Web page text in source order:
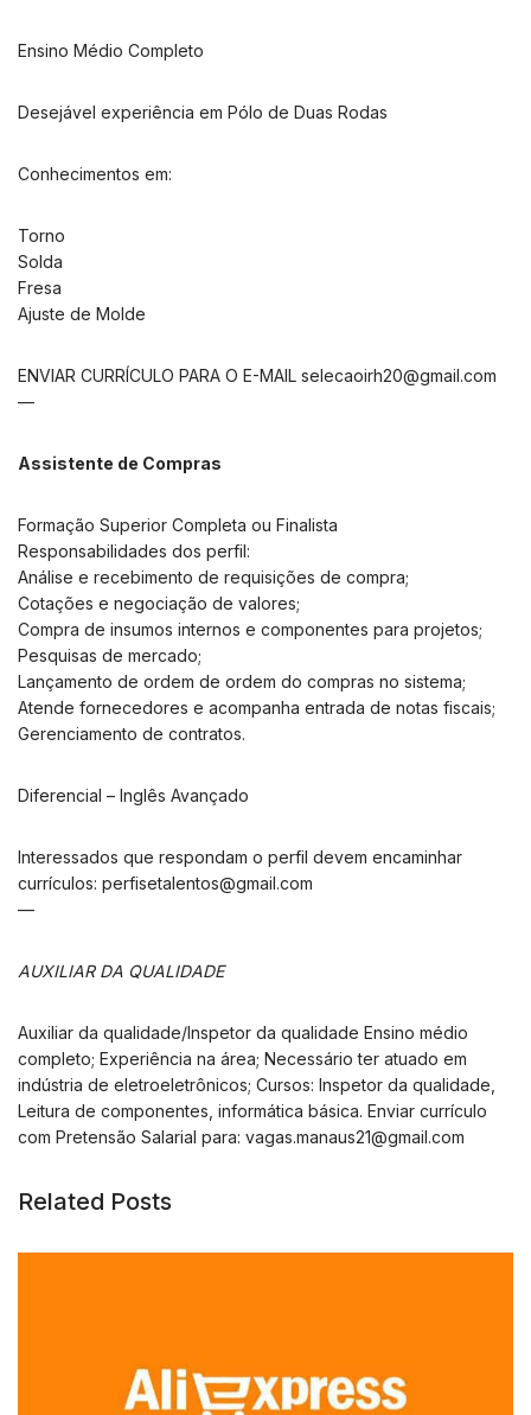
Ensino Médio Completo
Desejável experiência em Pólo de Duas Rodas
Conhecimentos em:
Torno
Solda
Fresa
Ajuste de Molde
ENVIAR CURRÍCULO PARA O E-MAIL selecaoirh20@gmail.com
—
Assistente de Compras
Formação Superior Completa ou Finalista
Responsabilidades dos perfil:
Análise e recebimento de requisições de compra;
Cotações e negociação de valores;
Compra de insumos internos e componentes para projetos;
Pesquisas de mercado;
Lançamento de ordem de ordem do compras no sistema;
Atende fornecedores e acompanha entrada de notas fiscais;
Gerenciamento de contratos.
Diferencial – Inglês Avançado
Interessados que respondam o perfil devem encaminhar
currículos: perfisetalentos@gmail.com
—
AUXILIAR DA QUALIDADE
Auxiliar da qualidade/Inspetor da qualidade Ensino médio
completo; Experiência na área; Necessário ter atuado em
indústria de eletroeletrônicos; Cursos: Inspetor da qualidade,
Leitura de componentes, informática básica. Enviar currículo
com Pretensão Salarial para: vagas.manaus21@gmail.com
Related Posts